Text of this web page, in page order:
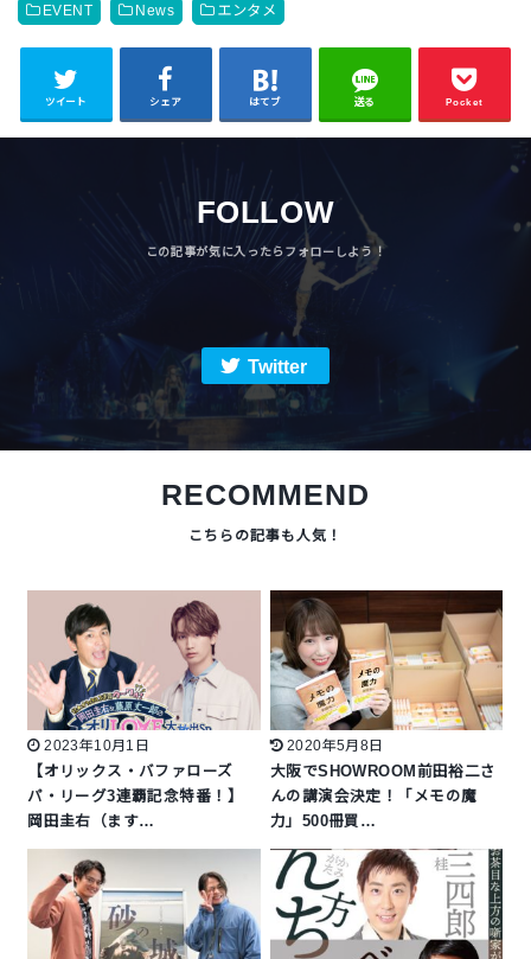
EVENT News エンタメ
ツイート シェア はてブ 送る Pocket
FOLLOW
Twitter
RECOMMEND
2023年10月1日
【オリックス・バファローズ
パ・リーグ3連覇記念特番！】
岡田圭右（ます…
2020年5月8日
大阪でSHOWROOM前田裕二さ
んの講演会決定！「メモの魔
力」500冊買…